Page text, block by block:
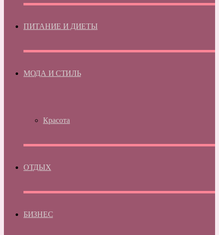
ПИТАНИЕ И ДИЕТЫ
МОДА И СТИЛЬ
Красота
ОТДЫХ
БИЗНЕС